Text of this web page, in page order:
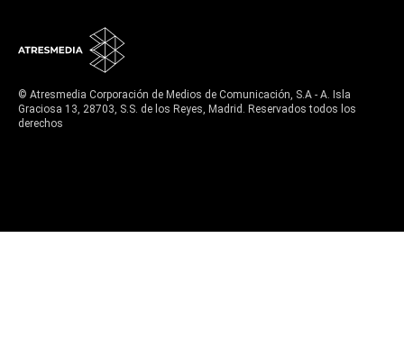
© Atresmedia Corporación de Medios de Comunicación, S.A - A. Isla
Graciosa 13, 28703, S.S. de los Reyes, Madrid. Reservados todos los
derechos